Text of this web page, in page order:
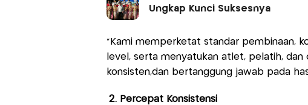
Ungkap Kunci Suksesnya
“Kami memperketat standar pembinaan,
level, serta menyatukan atlet, pelatih,
konsisten,dan bertanggung jawab pada
2. Percepat Konsistensi